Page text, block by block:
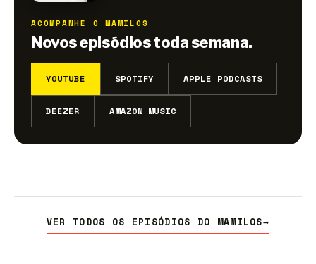
ACOMPANHE O MAMILOS
Novos episódios toda semana.
YOUTUBE SPOTIFY APPLE PODCASTS
DEEZER AMAZON MUSIC
VER TODOS OS EPISÓDIOS DO MAMILOS→